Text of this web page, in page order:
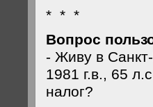
* * *
Вопрос
- Живу в
1981 г.в., 65
налог?